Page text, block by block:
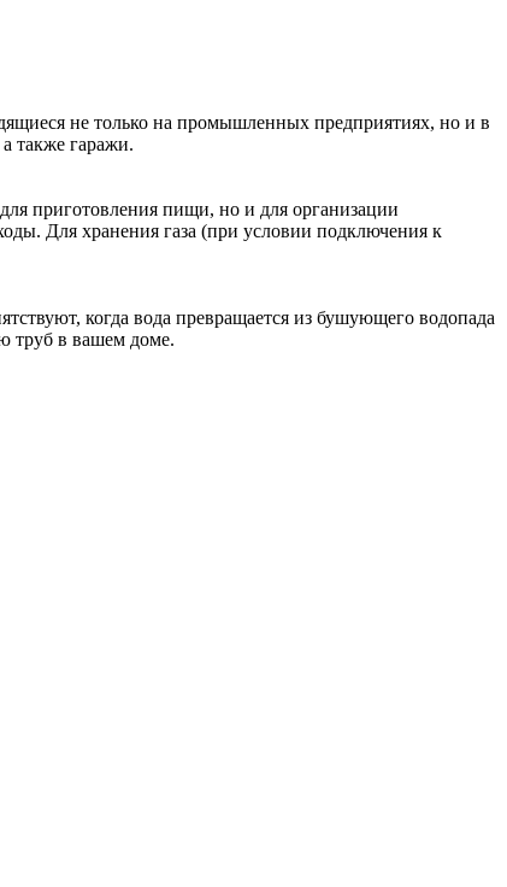
не только на промышленных предприятиях, но и в
также гаражи.
приготовления пищи, но и для организации
Для хранения газа (при условии подключения к
когда вода превращается из бушующего водопада
труб в вашем доме.